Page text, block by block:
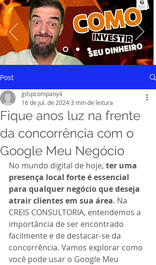
Post
Fique anos luz na frente
da concorrência com o
Google Meu Negócio
gilspcompany4
16 de jul. de 20243 min de leitura
No mundo digital de hoje, ter uma
presença local forte é essencial
para qualquer negócio que deseja
atrair clientes em sua área. Na
CREIS CONSULTORIA, entendemos a
importância de ser encontrado
facilmente e de destacar-se da
concorrência. Vamos explorar como
você pode usar o Google Meu